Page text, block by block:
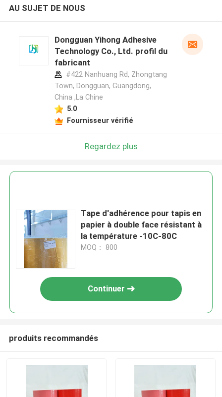
AU SUJET DE NOUS
Dongguan Yihong Adhesive
Technology Co., Ltd. profil du
fabricant
#422 Nanhuang Rd, Zhongtang
Town, Dongguan, Guangdong,
China ,La Chine
5.0
Fournisseur vérifié
Regardez plus
Tape d'adhérence pour tapis en
papier à double face résistant à
la température -10C-80C
MOQ： 800
Continuer
produits recommandés